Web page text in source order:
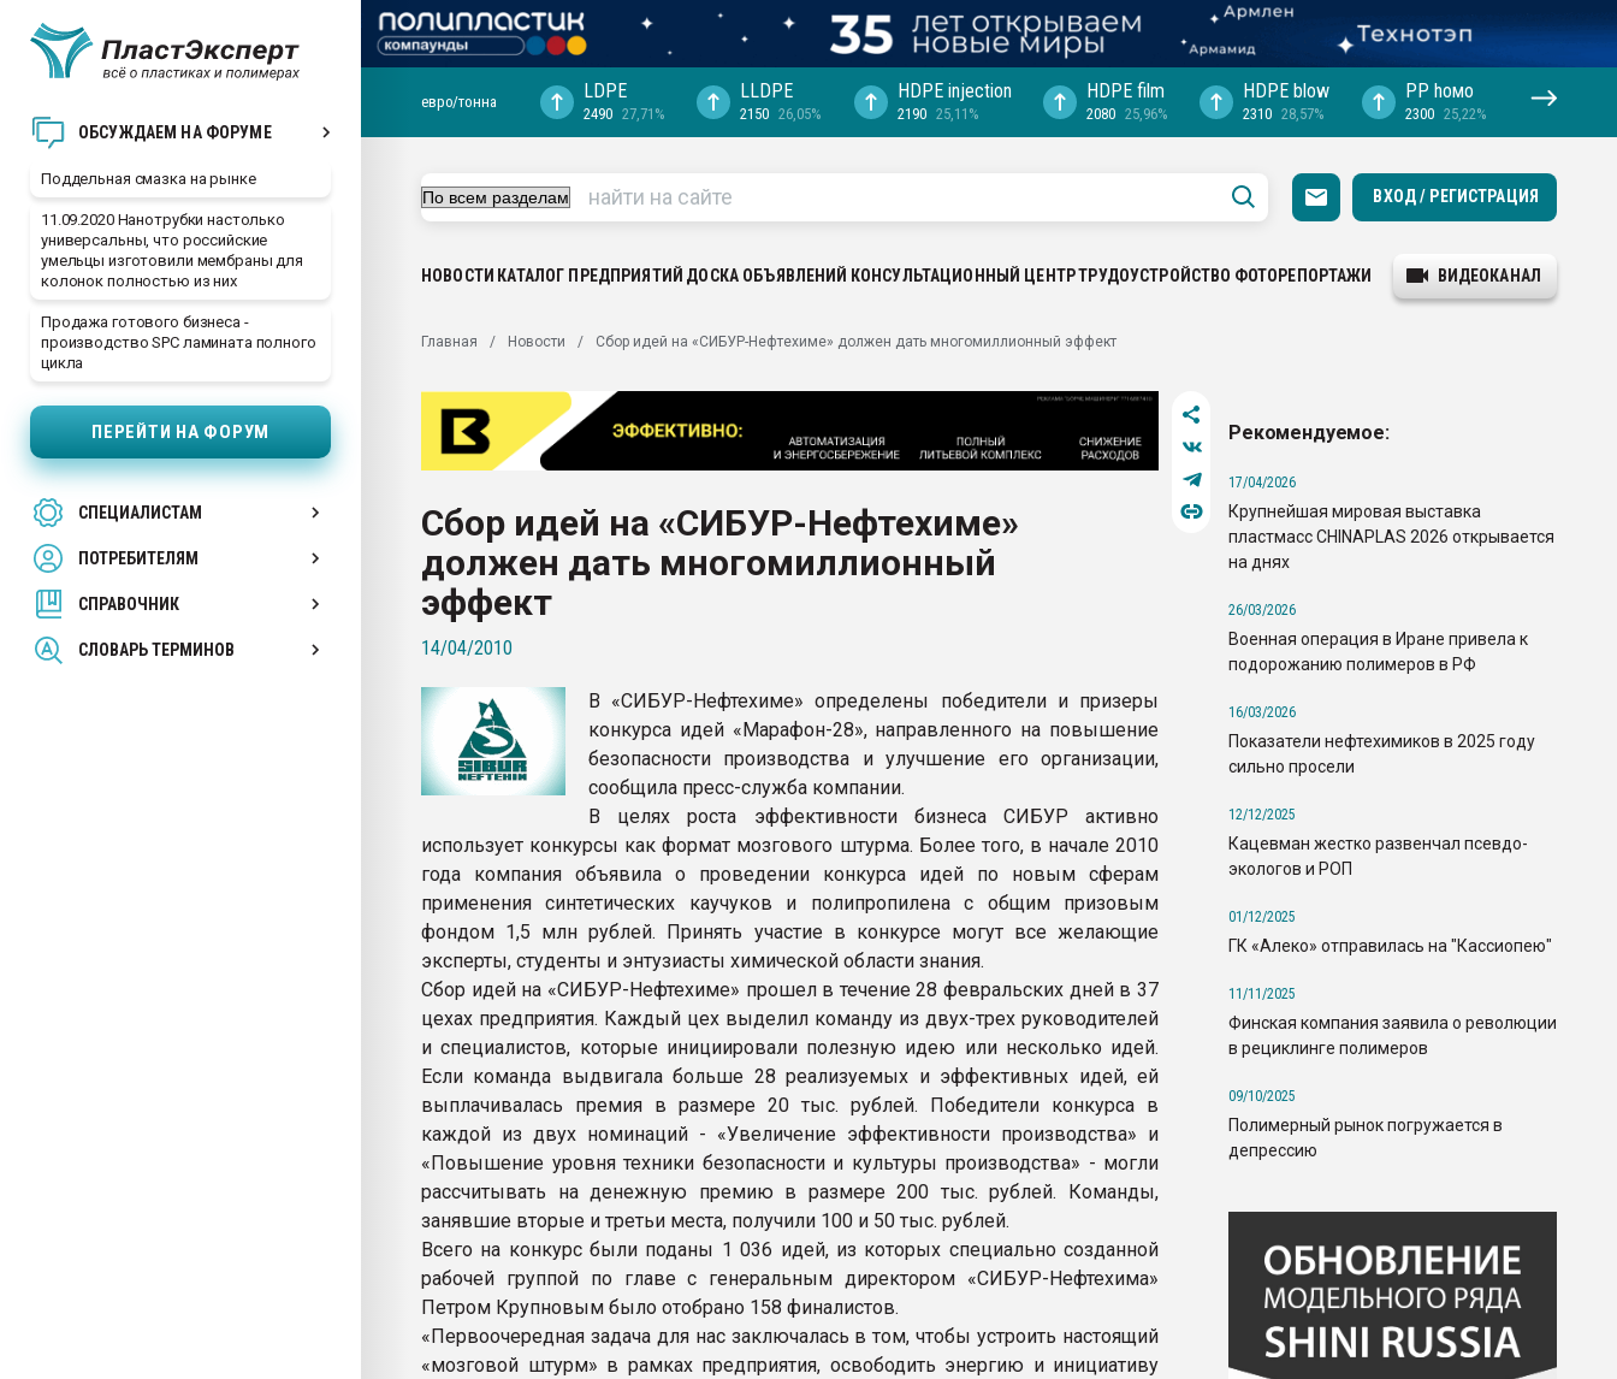
ОБСУЖДАЕМ НА ФОРУМЕ
Поддельная смазка на рынке
11.09.2020 Нанотрубки настолько
универсальны, что российские
умельцы изготовили мембраны для
колонок полностью из них
Продажа готового бизнеса -
производство SPC ламината полного
цикла
ПЕРЕЙТИ НА ФОРУМ
СПЕЦИАЛИСТАМ
ПОТРЕБИТЕЛЯМ
СПРАВОЧНИК
СЛОВАРЬ ТЕРМИНОВ
ближайшее подмосковье, с.-в.
Подмосковье, Москва
первый план в переработке
28.07.2026 "Технониколь" довольна
Всё, что касается выдува ПЭТ
Материал поверхности пуансона для
Продам отходы Композиция
поликарбоната и АБС-пластика
Armaloy PC/ABS-1IM черный цвет
ПЕРЕЙТИ НА ФОРУМ
евро/тонна LDPE
2490 27,71%
LLDPE
2150 26,05%
HDPE injection
2190 25,11%
HDPE film
2080 25,96%
HDPE blow
2310 28,57%
PP hомо
2300 25,22%
ВХОД / РЕГИСТРАЦИЯ
НОВОСТИ КАТАЛОГ ПРЕДПРИЯТИЙ ДОСКА ОБЪЯВЛЕНИЙ КОНСУЛЬТАЦИОННЫЙ ЦЕНТРТРУДОУСТРОЙСТВО ФОТОРЕПОРТАЖИ ВИДЕОКАНАЛ
Главная Новости Сбор идей на «СИБУР-Нефтехиме» должен дать многомиллионный эффект
Сбор идей на «СИБУР-Нефтехиме»
должен дать многомиллионный
эффект
14/04/2010
В «СИБУР-Нефтехиме» определены победители и призеры
конкурса идей «Марафон-28», направленного на повышение
безопасности производства и улучшение его организации,
сообщила пресс-служба компании.
В целях роста эффективности бизнеса СИБУР активно
использует конкурсы как формат мозгового штурма. Более того, в начале 2010
года компания объявила о проведении конкурса идей по новым сферам
применения синтетических каучуков и полипропилена с общим призовым
фондом 1,5 млн рублей. Принять участие в конкурсе могут все желающие
эксперты, студенты и энтузиасты химической области знания.
Сбор идей на «СИБУР-Нефтехиме» прошел в течение 28 февральских дней в 37
цехах предприятия. Каждый цех выделил команду из двух-трех руководителей
и специалистов, которые инициировали полезную идею или несколько идей.
Если команда выдвигала больше 28 реализуемых и эффективных идей, ей
выплачивалась премия в размере 20 тыс. рублей. Победители конкурса в
каждой из двух номинаций - «Увеличение эффективности производства» и
«Повышение уровня техники безопасности и культуры производства» - могли
рассчитывать на денежную премию в размере 200 тыс. рублей. Команды,
занявшие вторые и третьи места, получили 100 и 50 тыс. рублей.
Всего на конкурс были поданы 1 036 идей, из которых специально созданной
рабочей группой по главе с генеральным директором «СИБУР-Нефтехима»
Петром Крупновым было отобрано 158 финалистов.
«Первоочередная задача для нас заключалась в том, чтобы устроить настоящий
«мозговой штурм» в рамках предприятия, освободить энергию и инициативу
Рекомендуемое:
17/04/2026
Крупнейшая мировая выставка
пластмасс CHINAPLAS 2026 открывается
на днях
26/03/2026
Военная операция в Иране привела к
подорожанию полимеров в РФ
16/03/2026
Показатели нефтехимиков в 2025 году
сильно просели
12/12/2025
Кацевман жестко развенчал псевдо-
экологов и РОП
01/12/2025
ГК «Алеко» отправилась на "Кассиопею"
11/11/2025
Финская компания заявила о революции
в рециклинге полимеров
09/10/2025
Полимерный рынок погружается в
депрессию